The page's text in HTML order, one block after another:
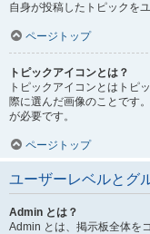
自身が投稿したトピックを
ページトップ
トピックアイコンとは？
トピックアイコンとはトピ
際に選んだ画像のことです
が必要です。
ページトップ
ユーザーレベルとグ
Admin とは？
Admin とは、掲示板全体を